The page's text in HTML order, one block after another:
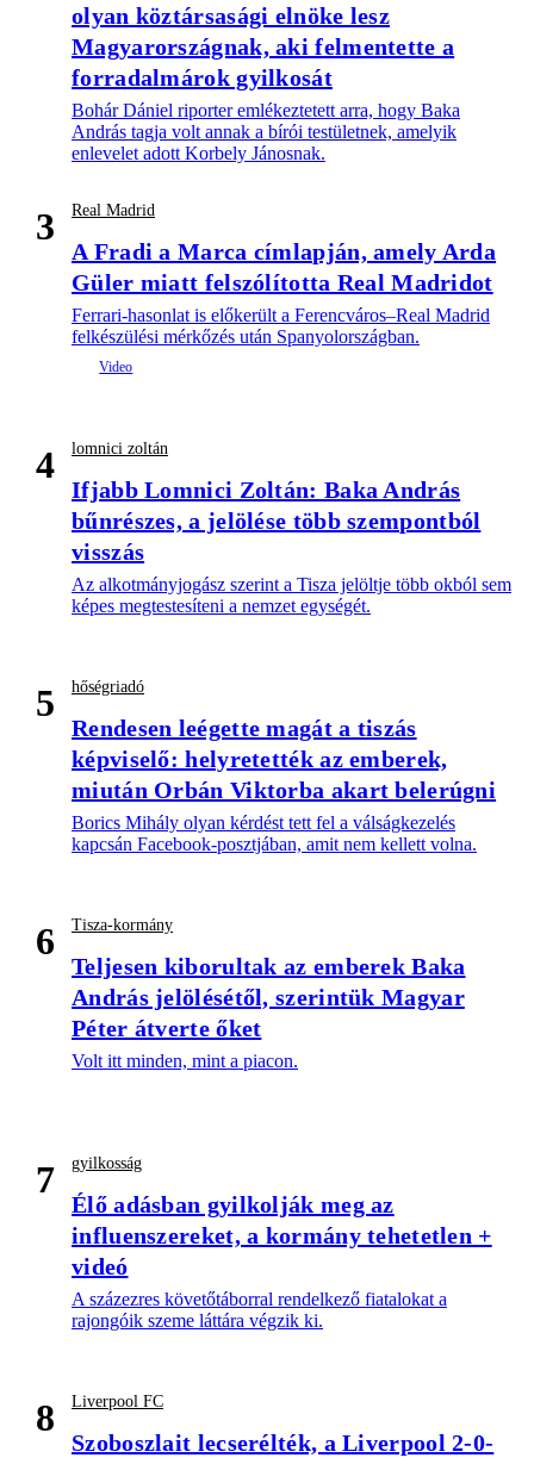
olyan köztársasági elnöke lesz
Magyarországnak, aki felmentette a
forradalmárok gyilkosát
Bohár Dániel riporter emlékeztetett arra, hogy Baka
András tagja volt annak a bírói testületnek, amelyik
enlevelet adott Korbely Jánosnak.
3 Real Madrid
A Fradi a Marca címlapján, amely Arda
Güler miatt felszólította Real Madridot
Ferrari-hasonlat is előkerült a Ferencváros–Real Madrid
felkészülési mérkőzés után Spanyolországban.
4 lomnici zoltán
Ifjabb Lomnici Zoltán: Baka András
bűnrészes, a jelölése több szempontból
visszás
Az alkotmányjogász szerint a Tisza jelöltje több okból sem
képes megtestesíteni a nemzet egységét.
5 hőségriadó
Rendesen leégette magát a tiszás
képviselő: helyretették az emberek,
miután Orbán Viktorba akart belerúgni
Borics Mihály olyan kérdést tett fel a válságkezelés
kapcsán Facebook-posztjában, amit nem kellett volna.
6 Tisza-kormány
Teljesen kiborultak az emberek Baka
András jelölésétől, szerintük Magyar
Péter átverte őket
Volt itt minden, mint a piacon.
7 gyilkosság
Élő adásban gyilkolják meg az
influenszereket, a kormány tehetetlen +
videó
A százezres követőtáborral rendelkező fiatalokat a
rajongóik szeme láttára végzik ki.
8 Liverpool FC
Szoboszlait lecserélték, a Liverpool 2-0-